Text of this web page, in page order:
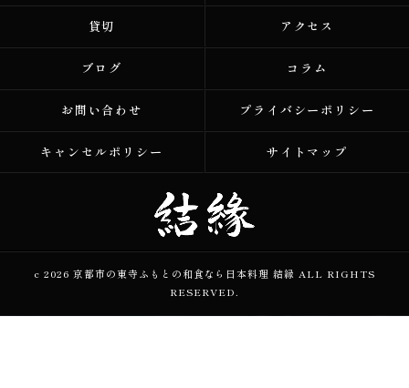
貸切 アクセス
ブログ コラム
お問い合わせ プライバシーポリシー
キャンセルポリシー サイトマップ
c 2026 京都市の東寺ふもとの和食なら日本料理 結縁 ALL RIGHTS
RESERVED.